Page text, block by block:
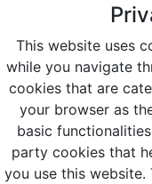
This website uses
while you navigate
cookies that are
your browser as
basic
party cookies that
you use this